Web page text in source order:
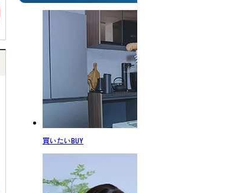
買いたい BUY